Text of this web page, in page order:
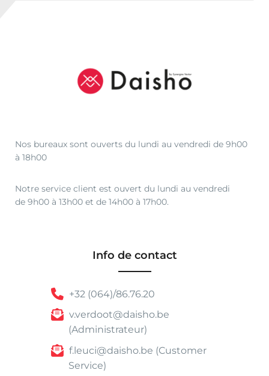
Nos bureaux sont ouverts du lundi au vendredi de 9h00
à 18h00
Notre service client est ouvert du lundi au vendredi
de 9h00 à 13h00 et de 14h00 à 17h00.
Info de contact
+32 (064)/86.76.20
v.verdoot@daisho.be
(Administrateur)
f.leuci@daisho.be (Customer
Service)